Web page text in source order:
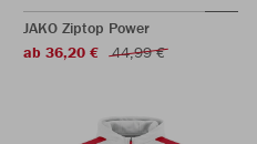
JAKO Ziptop Power
ab 36,20 €
44,99 €